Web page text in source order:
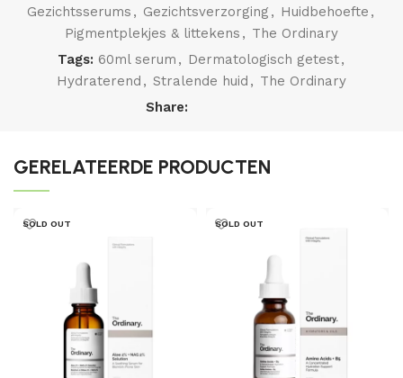
Gezichtsserums , Gezichtsverzorging , Huidbehoefte ,
Pigmentplekjes & littekens , The Ordinary
Tags: 60ml serum , Dermatologisch getest,
Hydraterend , Stralende huid , The Ordinary
Share:
GERELATEERDE PRODUCTEN
SOLD OUT SOLD OUT